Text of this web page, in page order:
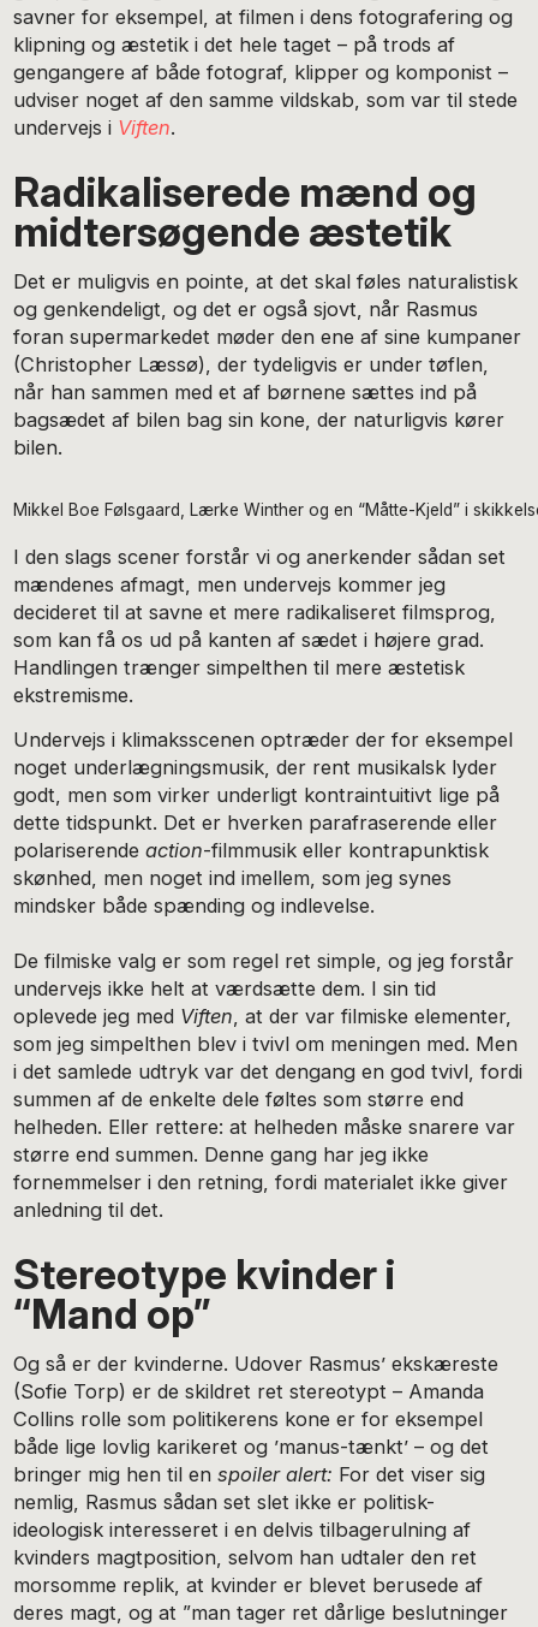
savner for eksempel, at filmen i dens fotografering og
klipning og æstetik i det hele taget – på trods af
gengangere af både fotograf, klipper og komponist –
udviser noget af den samme vildskab, som var til stede
undervejs i Viften.
Radikaliserede mænd og
midtersøgende æstetik
Det er muligvis en pointe, at det skal føles naturalistisk
og genkendeligt, og det er også sjovt, når Rasmus
foran supermarkedet møder den ene af sine kumpaner
(Christopher Læssø), der tydeligvis er under tøflen,
når han sammen med et af børnene sættes ind på
bagsædet af bilen bag sin kone, der naturligvis kører
bilen.
Mikkel Boe Følsgaard, Lærke Winther og en “Måtte-Kjeld” i
I den slags scener forstår vi og anerkender sådan set
mændenes afmagt, men undervejs kommer jeg
decideret til at savne et mere radikaliseret filmsprog,
som kan få os ud på kanten af sædet i højere grad.
Handlingen trænger simpelthen til mere æstetisk
ekstremisme.
Undervejs i klimaksscenen optræder der for eksempel
noget underlægningsmusik, der rent musikalsk lyder
godt, men som virker underligt kontraintuitivt lige på
dette tidspunkt. Det er hverken parafraserende eller
polariserendeaction-filmmusik eller kontrapunktisk
skønhed, men noget ind imellem, som jeg synes
mindsker både spænding og indlevelse.
De filmiske valg er som regel ret simple, og jeg forstår
undervejs ikke helt at værdsætte dem. I sin tid
oplevede jeg med Viften, at der var filmiske elementer,
som jeg simpelthen blev i tvivl om meningen med. Men
i det samlede udtryk var det dengang en god tvivl, fordi
summen af de enkelte dele føltes som større end
helheden. Eller rettere: at helheden måske snarere var
større end summen. Denne gang har jeg ikke
fornemmelser i den retning, fordi materialet ikke giver
anledning til det.
Stereotype kvinder i
“Mand op”
Og så er der kvinderne. Udover Rasmus’ ekskæreste
(Sofie Torp) er de skildret ret stereotypt – Amanda
Collins rolle som politikerens kone er for eksempel
både lige lovlig karikeret og ’manus-tænkt’ – og det
bringer mig hen til enspoiler alert: For det viser sig
nemlig, Rasmus sådan set slet ikke er politisk-
ideologisk interesseret i en delvis tilbagerulning af
kvinders magtposition, selvom han udtaler den ret
morsomme replik, at kvinder er blevet berusede af
deres magt, og at ”man tager ret dårlige beslutninger